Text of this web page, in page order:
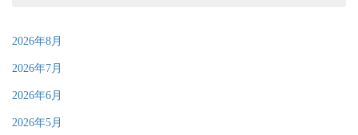
2026年8月
2026年7月
2026年6月
2026年5月